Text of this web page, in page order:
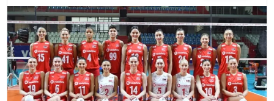
EĞITIM
MAGAZIN
SPOR